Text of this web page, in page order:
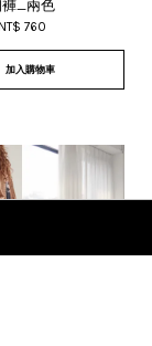
褲_兩色
NT$ 760
加入購物車